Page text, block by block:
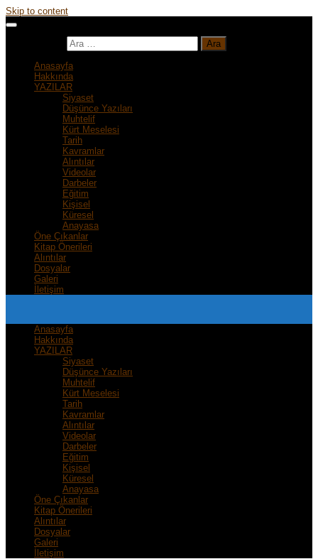
Skip to content
Anasayfa
Hakkında
YAZILAR
Siyaset
Düşünce Yazıları
Muhtelif
Kürt Meselesi
Tarih
Kavramlar
Alıntılar
Videolar
Darbeler
Eğitim
Kişisel
Küresel
Anayasa
Öne Çıkanlar
Kitap Önerileri
Alıntılar
Dosyalar
Galeri
İletişim
Anasayfa
Hakkında
YAZILAR
Siyaset
Düşünce Yazıları
Muhtelif
Kürt Meselesi
Tarih
Kavramlar
Alıntılar
Videolar
Darbeler
Eğitim
Kişisel
Küresel
Anayasa
Öne Çıkanlar
Kitap Önerileri
Alıntılar
Dosyalar
Galeri
İletişim